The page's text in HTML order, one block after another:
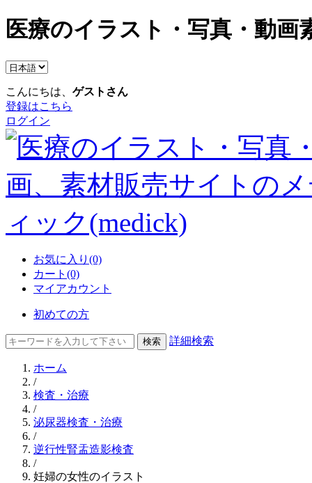
医療のイラスト・写真・動画
こんにちは、 ゲストさん
登録はこちら
ログイン
お気に入り(0)
カート(0)
マイアカウント
初めての方
詳細検索
ホーム
/
検査・治療
/
泌尿器検査・治療
/
逆行性腎盂造影検査
/
妊婦の女性のイラスト